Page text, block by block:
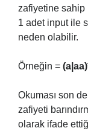
zafiyetine sahip
1 adet input ile
neden olabilir.
Örneğin =
Okuması son
zafiyeti
olarak ifade